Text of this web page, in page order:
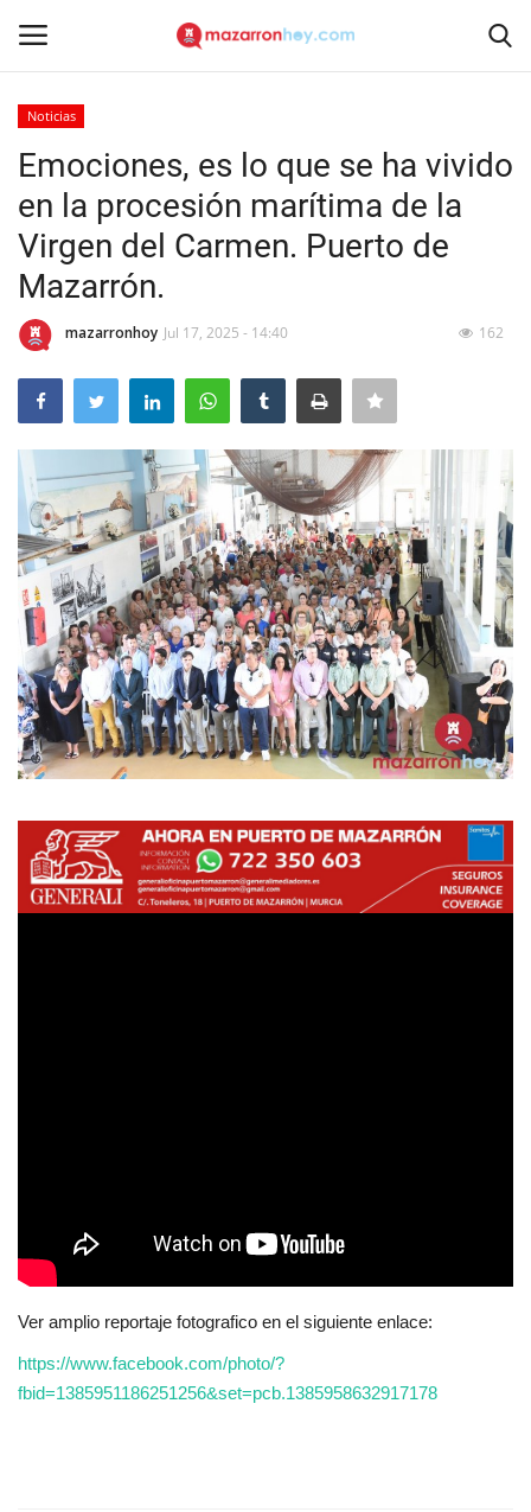
Inicio
Contacto
Noticias
Mazarrón Hoy
Entrevistas
Reportajes
Empresas
Mapa de Mazarrón
Vídeos
Galerías
Contacto
Empresas
Noticias
Emociones, es lo que se ha vivido
en la procesión marítima de la
Virgen del Carmen. Puerto de
Mazarrón.
mazarronhoy Jul 17, 2025 - 14:40 162
Ver amplio reportaje fotografico en el siguiente enlace:
https://www.facebook.com/photo/?
fbid=1385951186251256&set=pcb.1385958632917178